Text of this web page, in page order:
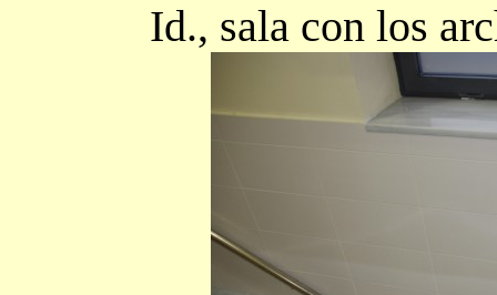
Id., sala con los